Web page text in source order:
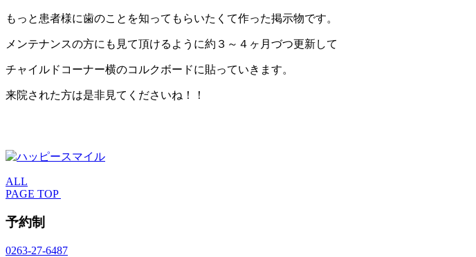
もっと患者様に歯のことを知ってもらいたくて作った掲示物です。
メンテナンスの方にも見て頂けるように約３～４ヶ月づつ更新して
チャイルドコーナー横のコルクボードに貼っていきます。
来院された方は是非見てくださいね！！
ALL
PAGE TOP
予約制
0263-27-6487